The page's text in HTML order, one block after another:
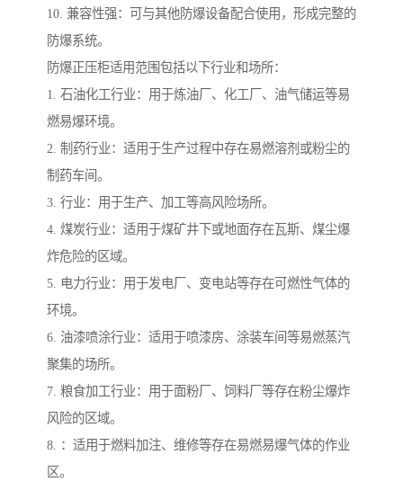
10. 兼容性强：可与其他防爆设备配合使用，形成完整的
防爆系统。
防爆正压柜适用范围包括以下行业和场所：
1. 石油化工行业：用于炼油厂、化工厂、油气储运等易
燃易爆环境。
2. 制药行业：适用于生产过程中存在易燃溶剂或粉尘的
制药车间。
3. 行业：用于生产、加工等高风险场所。
4. 煤炭行业：适用于煤矿井下或地面存在瓦斯、煤尘爆
炸危险的区域。
5. 电力行业：用于发电厂、变电站等存在可燃性气体的
环境。
6. 油漆喷涂行业：适用于喷漆房、涂装车间等易燃蒸汽
聚集的场所。
7. 粮食加工行业：用于面粉厂、饲料厂等存在粉尘爆炸
风险的区域。
8. ：适用于燃料加注、维修等存在易燃易爆气体的作业
区。